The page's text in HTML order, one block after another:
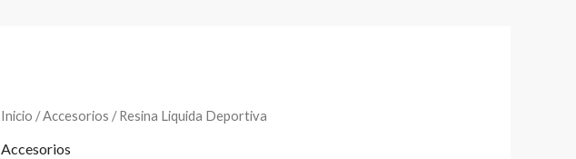
Inicio /Accesorios / Resina Liquida Deportiva
Accesorios
Resina
Liquida